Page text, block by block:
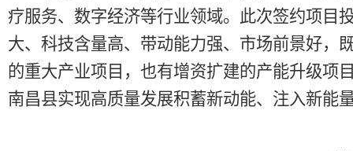
疗服务、数字经济等行业领域。此次签约项目
大、科技含量高、带动能力强、市场前景好，
的重大产业项目，也有增资扩建的产能升级项
南昌县实现高质量发展积蓄新动能、注入新能